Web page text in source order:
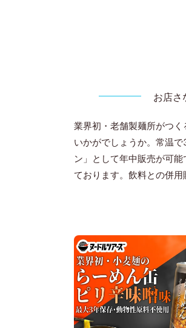
お店さ
業界初・老舗製麺所がつ
いかがでしょうか。常温
ン」として年中販売が可
ております。飲料との併用